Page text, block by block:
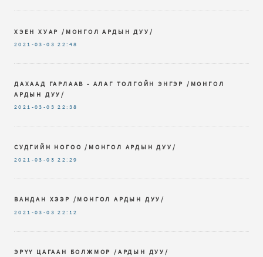
ХЭЕН ХУАР /МОНГОЛ АРДЫН ДУУ/
2021-03-03 22:48
ДАХААД ГАРЛААВ - АЛАГ ТОЛГОЙН ЭНГЭР /МОНГОЛ
АРДЫН ДУУ/
2021-03-03 22:38
СУДГИЙН НОГОО /МОНГОЛ АРДЫН ДУУ/
2021-03-03 22:29
ВАНДАН ХЭЭР /МОНГОЛ АРДЫН ДУУ/
2021-03-03 22:12
ЭРҮҮ ЦАГААН БОЛЖМОР /АРДЫН ДУУ/